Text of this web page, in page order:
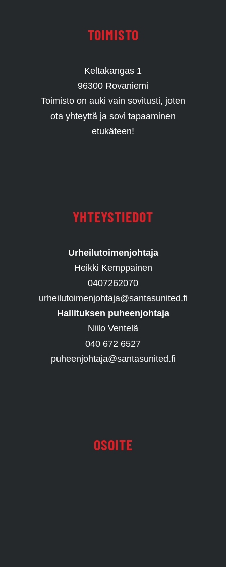
TOIMISTO
Keltakangas 1
96300 Rovaniemi
Toimisto on auki vain sovitusti, joten
ota yhteyttä ja sovi tapaaminen
etukäteen!
YHTEYSTIEDOT
Urheilutoimenjohtaja
Heikki Kemppainen
0407262070
urheilutoimenjohtaja@santasunited.fi
Hallituksen puheenjohtaja
Niilo Ventelä
040 672 6527
puheenjohtaja@santasunited.fi
OSOITE